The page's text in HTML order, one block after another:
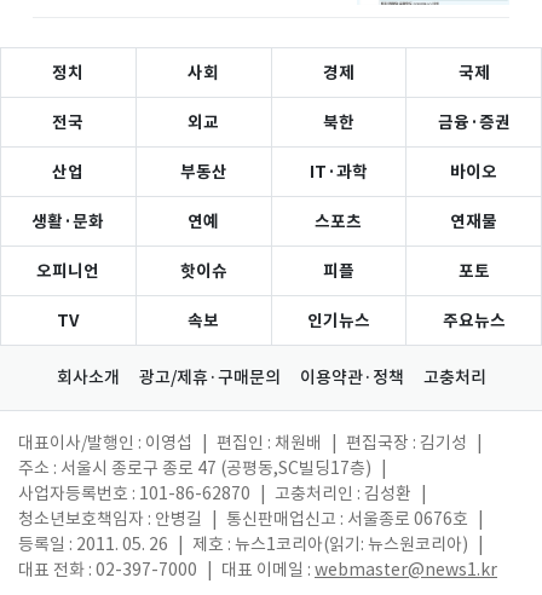
정치 사회 경제 국제
전국 외교 북한 금융·증권
산업 부동산 IT·과학 바이오
생활·문화 연예 스포츠 연재물
오피니언 핫이슈 피플 포토
TV 속보 인기뉴스 주요뉴스
회사소개 광고/제휴·구매문의 이용약관·정책 고충처리
대표이사/발행인 : 이영섭 편집인 : 채원배 편집국장 : 김기성
주소 : 서울시 종로구 종로 47 (공평동,SC빌딩17층)
사업자등록번호 : 101-86-62870
고충처리인 : 김성환
청소년보호책임자 : 안병길
통신판매업신고 : 서울종로 0676호
등록일 : 2011. 05. 26
제호 : 뉴스1코리아(읽기: 뉴스원코리아)
대표 전화 : 02-397-7000
대표 이메일 : webmaster@news1.kr